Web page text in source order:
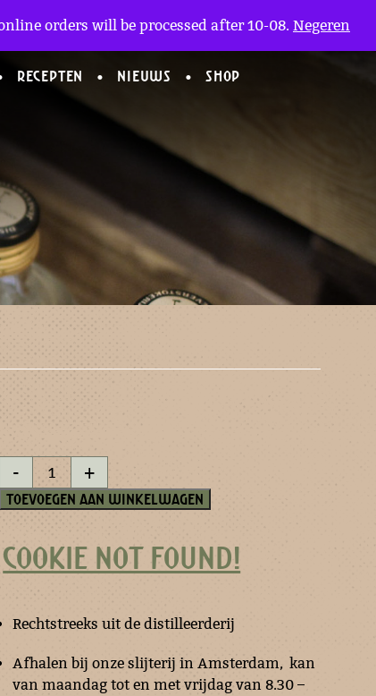
RECEPTEN NIEUWS SHOP
-
esprit
50
ml
+
Toevoegen aan winkelwagen
COOKIE NOT FOUND!
Rechtstreeks uit de distilleerderij
Afhalen bij onze slijterij in Amsterdam, kan
van maandag tot en met vrijdag van 8.30 –
orders will be processed after 10-08. Negeren